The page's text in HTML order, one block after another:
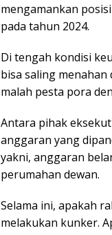
mengamankan
pada tahun 2024.
Di tengah kondisi
bisa saling
malah pesta pora
Antara pihak
anggaran yang
yakni, anggaran
perumahan dewan.
Selama ini, apakah
melakukan kunker.